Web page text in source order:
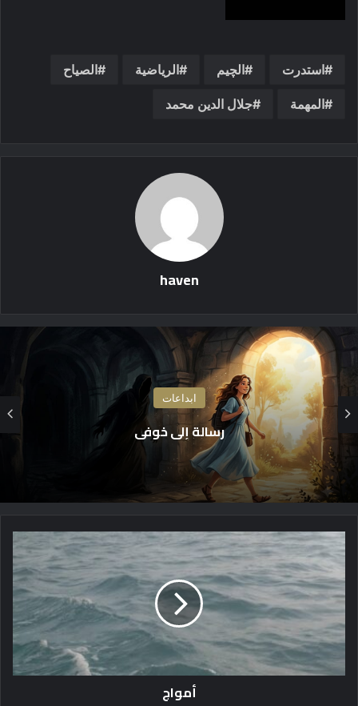
استدرت الچيم الرياضية الصياح
المهمة جلال الدين محمد
haven
ابداعات
رسالة إلى خوفي
أ
م
ا
ج
أمواج